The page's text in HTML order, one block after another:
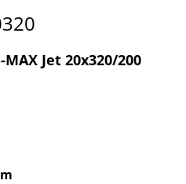
Jet 20x320/200